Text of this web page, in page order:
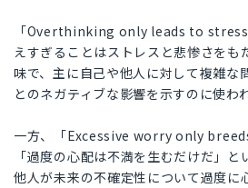
「Overthinking only leads to
えすぎることはストレスと悲惨さをも
味で、主に自己や他人に対して複雑な
とのネガティブな影響を示すのに使わ
一方、「Excessive worry only
「過度の心配は不満を生むだけだ」
他人が未来の不確定性について過度に